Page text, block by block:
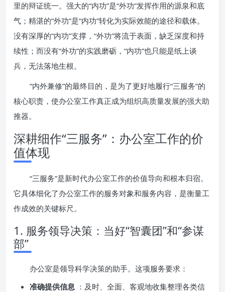
里的辩证统一。强大的“内功”是“外功”发挥作用的源泉和底
气；精湛的“外功”是“内功”转化为实际效能的途径和载体。
没有深厚的“内功”支撑，“外功”将流于表面，缺乏深度和持
续性；而没有“外功”的实践磨砺，“内功”也只能是纸上谈
兵，无法落地生根。
“内外兼修”的最终目的，是为了更好地履行“三服务”的
核心职责，使办公室工作真正成为组织高质量发展的强大助
推器。
深耕细作“三服务”：办公室工作的价
值体现
“三服务”是新时代办公室工作的价值导向和根本归宿。
它具体细化了办公室工作的服务对象和服务内容，是衡量工
作成效的关键标尺。
1. 服务领导决策：当好“智囊团”和“参谋
部”
办公室是领导科学决策的助手。这项服务要求：
准确提供信息 ：及时、全面、客观地收集整理各类信